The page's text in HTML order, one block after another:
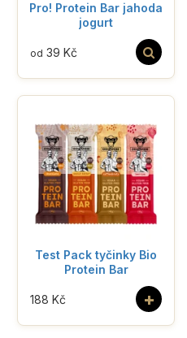
Pro! Protein Bar jahoda
jogurt
od 39 Kč
Test Pack tyčinky Bio
Protein Bar
+
188 Kč